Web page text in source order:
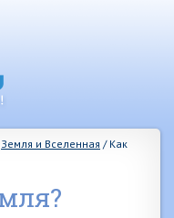
Земля и Вселенная / Как